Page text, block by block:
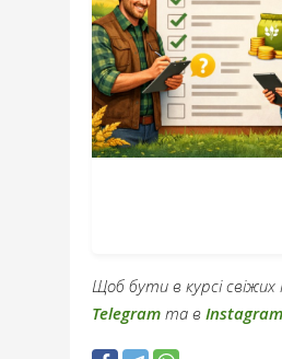
Щоб бути в курсі
Telegram та в Instagram